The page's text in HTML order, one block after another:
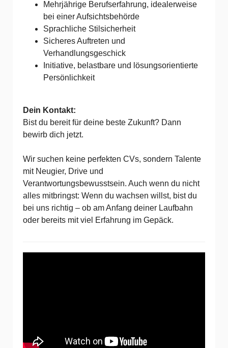
Mehrjährige Berufserfahrung, idealerweise
bei einer Aufsichtsbehörde
Sprachliche Stilsicherheit
Sicheres Auftreten und
Verhandlungsgeschick
Initiative, belastbare und lösungsorientierte
Persönlichkeit
Dein Kontakt:
Bist du bereit für deine beste Zukunft? Dann
bewirb dich jetzt.
Wir suchen keine perfekten CVs, sondern Talente
mit Neugier, Drive und
Verantwortungsbewusstsein. Auch wenn du nicht
alles mitbringst: Wenn du wachsen willst, bist du
bei uns richtig – ob am Anfang deiner Laufbahn
oder bereits mit viel Erfahrung im Gepäck.